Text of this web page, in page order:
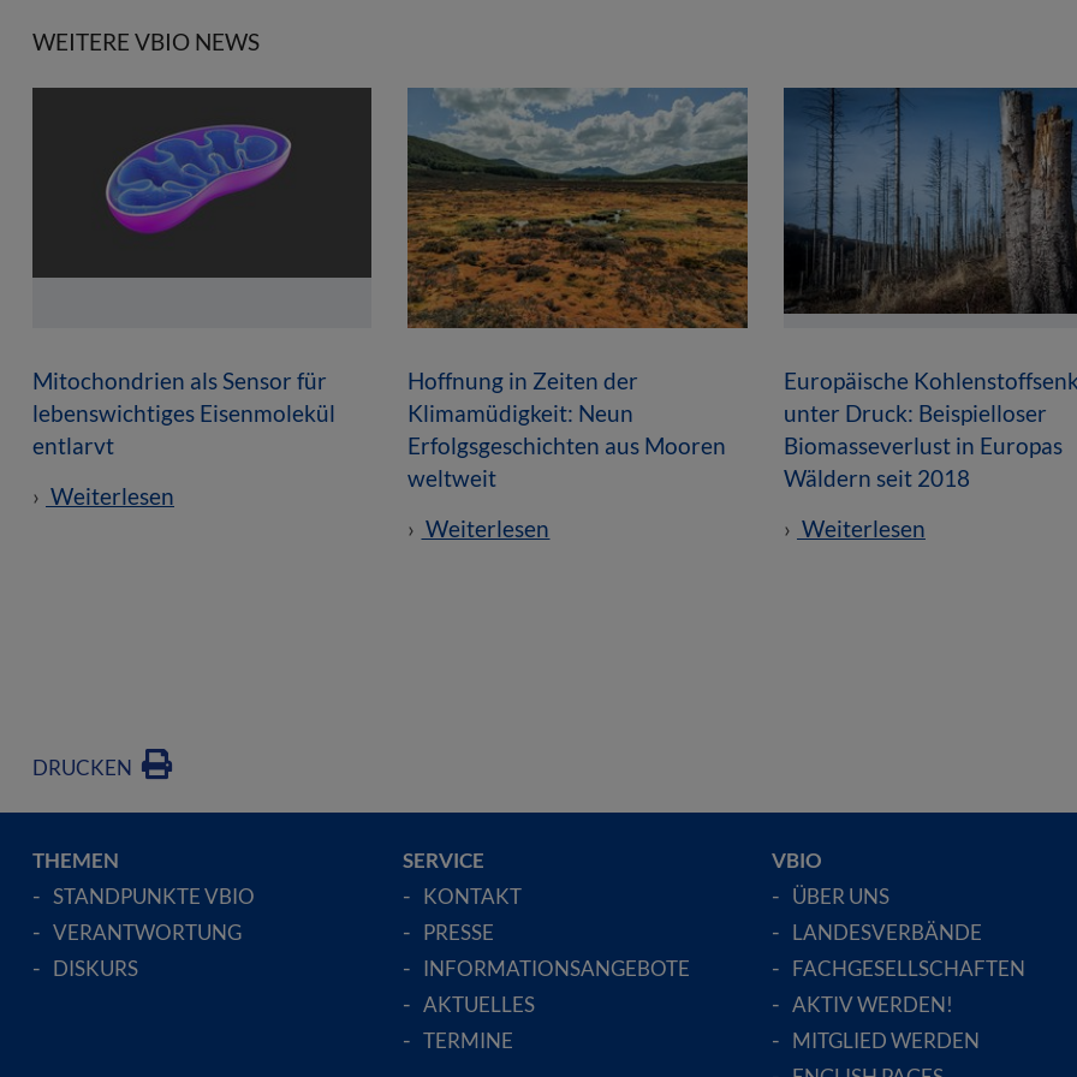
WEITERE VBIO NEWS
Mitochondrien als Sensor für
lebenswichtiges Eisenmolekül
entlarvt
Weiterlesen
Hoffnung in Zeiten der
Klimamüdigkeit: Neun
Erfolgsgeschichten aus Mooren
weltweit
Weiterlesen
Europäische
unter Druck: Beispielloser
Biomasseverlust in Europas
Wäldern seit 2018
Weiterlesen
DRUCKEN
THEMEN
STANDPUNKTE VBIO
VERANTWORTUNG
DISKURS
SERVICE
KONTAKT
PRESSE
INFORMATIONSANGEBOTE
AKTUELLES
TERMINE
VBIO
ÜBER UNS
LANDESVERBÄNDE
FACHGESELLSCHAFTEN
AKTIV WERDEN!
MITGLIED WERDEN